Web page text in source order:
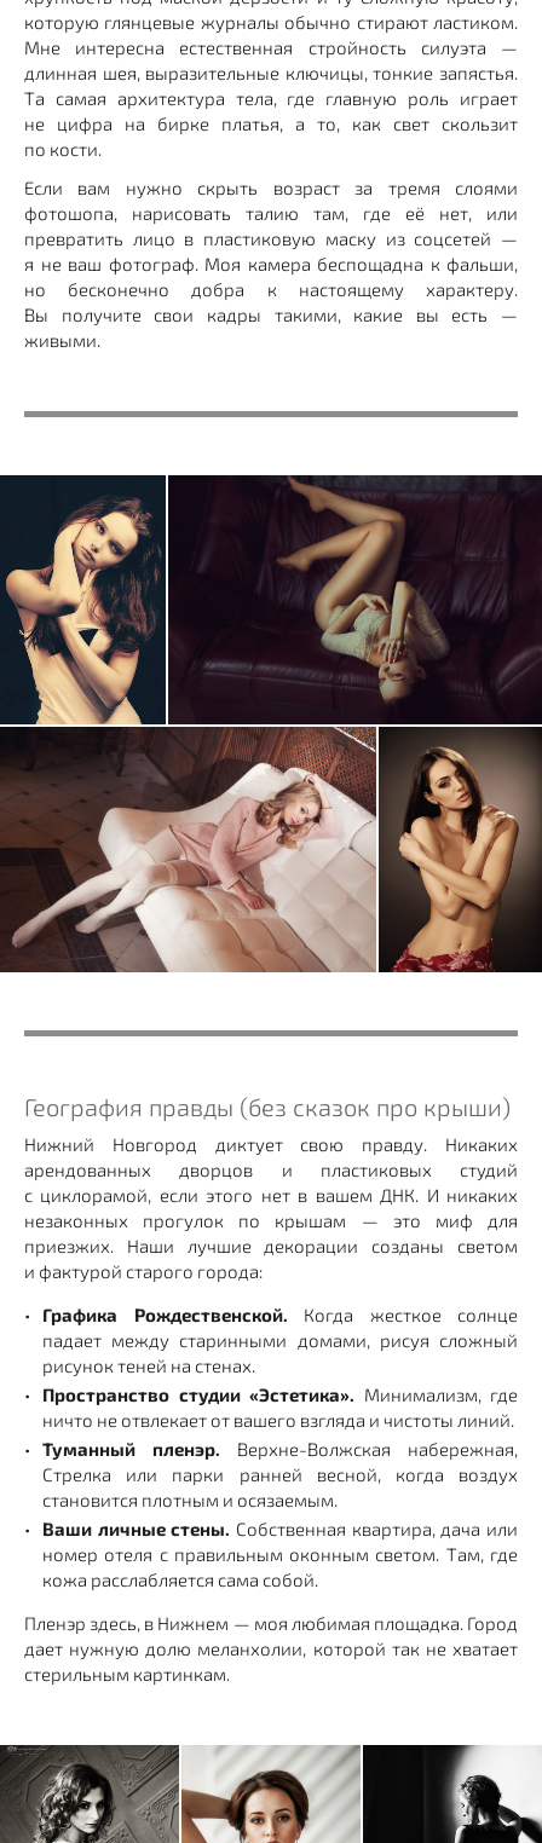
которую глянцевые журналы обычно стирают ластиком.
Мне интересна естественная стройность силуэта —
длинная шея, выразительные ключицы, тонкие запястья.
Та самая архитектура тела, где главную роль играет
не цифра на бирке платья, а то, как свет скользит
по кости.
Если вам нужно скрыть возраст за тремя слоями
фотошопа, нарисовать талию там, где её нет, или
превратить лицо в пластиковую маску из соцсетей —
я не ваш фотограф. Моя камера беспощадна к фальши,
но бесконечно добра к настоящему характеру.
Вы получите свои кадры такими, какие вы есть —
живыми.
География правды (без сказок про крыши)
Нижний Новгород диктует свою правду. Никаких
арендованных дворцов и пластиковых студий
с циклорамой, если этого нет в вашем ДНК. И никаких
незаконных прогулок по крышам — это миф для
приезжих. Наши лучшие декорации созданы светом
и фактурой старого города:
Графика Рождественской. Когда жесткое солнце
падает между старинными домами, рисуя сложный
рисунок теней на стенах.
Пространство студии «Эстетика». Минимализм, где
ничто не отвлекает от вашего взгляда и чистоты линий.
Туманный пленэр. Верхне-Волжская набережная,
Стрелка или парки ранней весной, когда воздух
становится плотным и осязаемым.
Ваши личные стены. Собственная квартира, дача или
номер отеля с правильным оконным светом. Там, где
кожа расслабляется сама собой.
Пленэр здесь, в Нижнем — моя любимая площадка. Город
дает нужную долю меланхолии, которой так не хватает
стерильным картинкам.